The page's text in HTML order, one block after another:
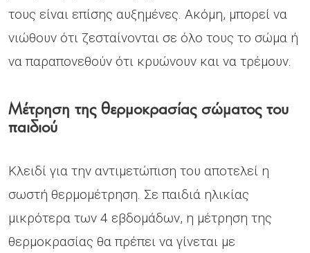
τους είναι επίσης αυξημένες. Ακόμη, μπορεί να
νιώθουν ότι ζεσταίνονται σε όλο τους το σώμα ή
να παραπονεθούν ότι κρυώνουν και να τρέμουν.
Μέτρηση της θερμοκρασίας σώματος του
παιδιού
Κλειδί για την αντιμετώπιση του αποτελεί η
σωστή θερμομέτρηση. Σε παιδιά ηλικίας
μικρότερα των 4 εβδομάδων, η μέτρηση της
θερμοκρασίας θα πρέπει να γίνεται με